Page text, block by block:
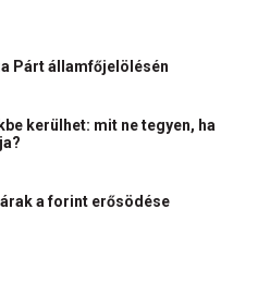
Párt államfőjelölésén
kerülhet: mit ne tegyen, ha
a forint erősödése